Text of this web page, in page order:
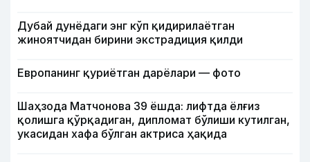
Дубай дунёдаги энг кўп қидирилаётган
жиноятчидан бирини экстрадиция қилди
Европанинг қуриётган дарёлари — фото
Шаҳзода Матчонова 39 ёшда: лифтда ёлғиз
қолишга қўрқадиган, дипломат бўлиши кутилган,
укасидан хафа бўлган актриса ҳақида